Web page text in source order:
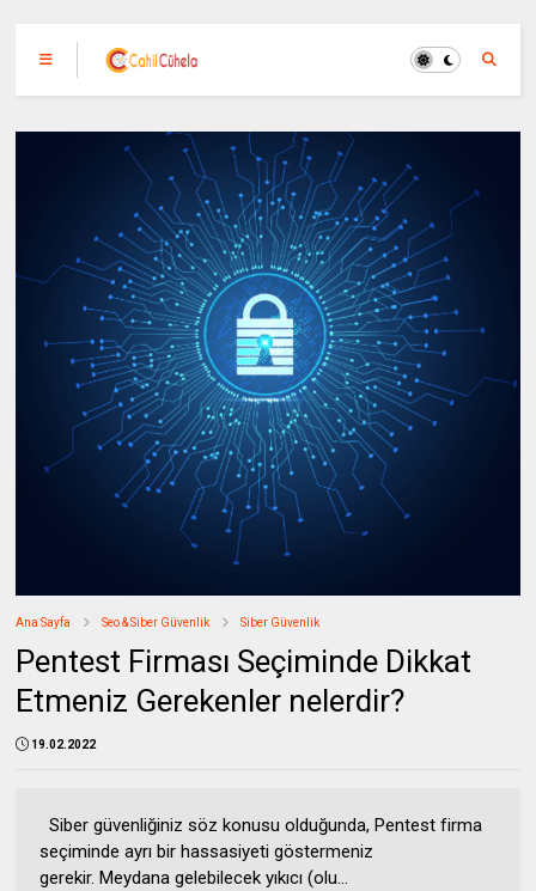
Ana Sayfa Seo & Siber Güvenlik Siber Güvenlik
Pentest Firması Seçiminde Dikkat
Etmeniz Gerekenler nelerdir?
19.02.2022
Siber güvenliğiniz söz konusu olduğunda, Pentest firma
seçiminde ayrı bir hassasiyeti göstermeniz
gerekir. Meydana gelebilecek yıkıcı (olu...